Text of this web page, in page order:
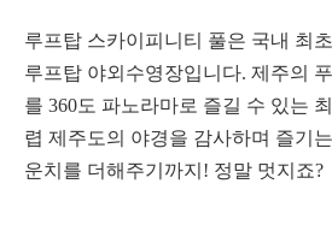
루프탑 스카이피니티 풀은 국내 최
루프탑 야외수영장입니다. 제주의
를 360도 파노라마로 즐길 수 있는
렵 제주도의 야경을 감사하며 즐기
운치를 더해주기까지! 정말 멋지죠?